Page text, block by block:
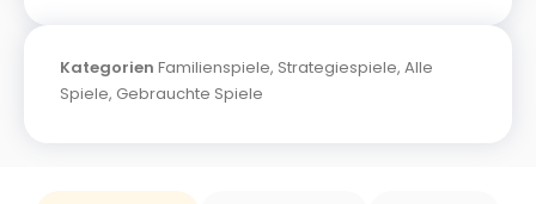
Kategorien Familienspiele, Strategiespiele, Alle
Spiele, Gebrauchte Spiele